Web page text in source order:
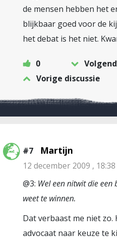
de mensen hebben het
blijkbaar goed voor de
het debat is het niet.
0
Vorige discussie
#7 Martijn
12 december 2009 , 18:38
@3: Wel een nitwit die een
weet te winnen.
Dat verbaast me niet zo.
advocaat naar keuze te